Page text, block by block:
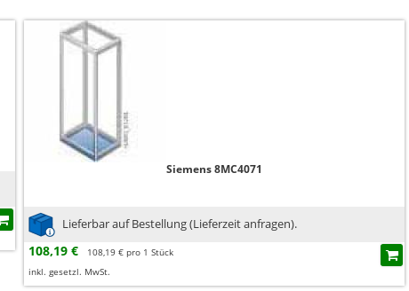
Siemens 8MC4071
Lieferbar auf Bestellung (Lieferzeit anfragen).
108,19 €
108,19 € pro 1 Stück
inkl. gesetzl. MwSt.